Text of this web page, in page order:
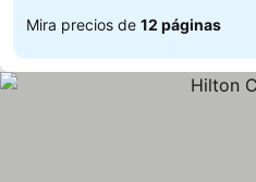
Mira precios de 12 páginas